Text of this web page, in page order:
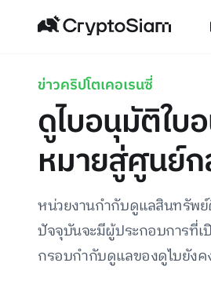
ข่าวคริปโตเคอเรนซี่
ดูไบอนุมัติใบ
หมายสู่ศูนย์
หน่วยงานกำกับดูแลสินทรัพ
ปัจจุบันจะมีผู้ประกอบการที่เ
กรอบกำกับดูแลของดูไบยังค